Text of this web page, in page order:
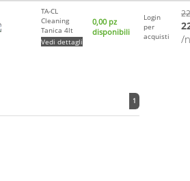
TA-CL
Cleaning
Tanica 4lt
Vedi dettagli
0,00 pz
disponibili
Login
per
acquisti
/
1